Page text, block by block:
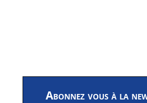
Abonnez vous à la